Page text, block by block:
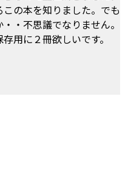
の本を知りました。でも
・不思議でなりません。
用に２冊欲しいです。